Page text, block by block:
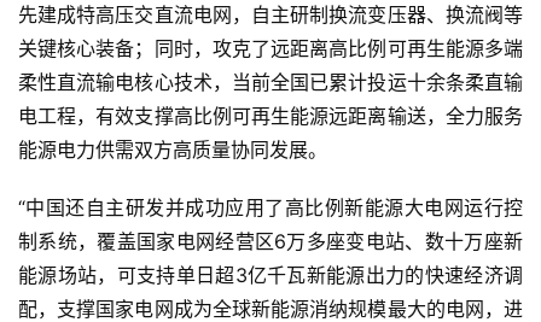
先建成特高压交直流电网，自主研制换流变压器、换流阀等
关键核心装备；同时，攻克了远距离高比例可再生能源多端
柔性直流输电核心技术，当前全国已累计投运十余条柔直输
电工程，有效支撑高比例可再生能源远距离输送，全力服务
能源电力供需双方高质量协同发展。
“中国还自主研发并成功应用了高比例新能源大电网运行控
制系统，覆盖国家电网经营区6万多座变电站、数十万座新
能源场站，可支持单日超3亿千瓦新能源出力的快速经济调
配，支撑国家电网成为全球新能源消纳规模最大的电网，进